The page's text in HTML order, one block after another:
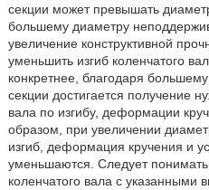
секции может превышать
большему диаметру
увеличение конструктивной
уменьшить изгиб коленчатого
конкретнее, благодаря
секции достигается получение
вала по изгибу, деформации
образом, при увеличении
изгиб, деформация кручения и
уменьшаются. Следует
коленчатого вала с указанными